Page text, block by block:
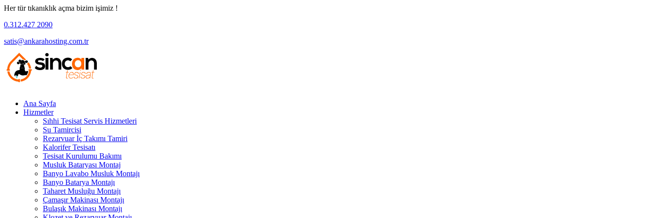
Her tür tıkanıklık açma bizim işimiz !
0.312.427 2090
satis@ankarahosting.com.tr
Ana Sayfa
Hizmetler
Sıhhi Tesisat Servis Hizmetleri
Su Tamircisi
Rezarvuar İç Takımı Tamiri
Kalorifer Tesisatı
Tesisat Kurulumu Bakımı
Musluk Bataryası Montaj
Banyo Lavabo Musluk Montajı
Banyo Batarya Montajı
Taharet Musluğu Montajı
Çamaşır Makinası Montajı
Bulaşık Makinası Montajı